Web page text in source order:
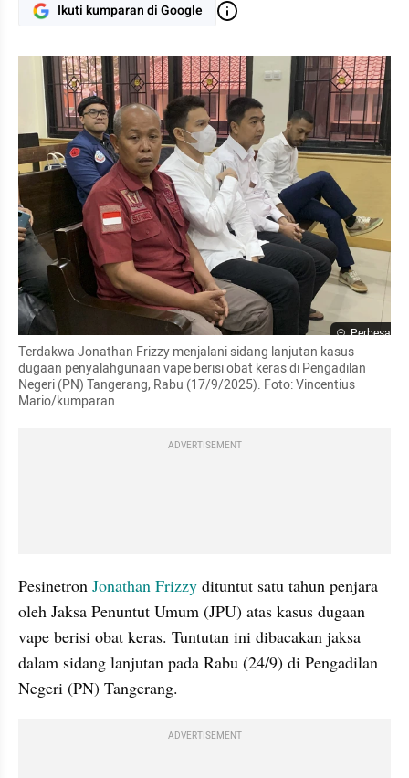
Ikuti kumparan di Google
Perbesar
Terdakwa Jonathan Frizzy menjalani sidang lanjutan kasus
dugaan penyalahgunaan vape berisi obat keras di Pengadilan
Negeri (PN) Tangerang, Rabu (17/9/2025). Foto: Vincentius
Mario/kumparan
ADVERTISEMENT
Pesinetron Jonathan Frizzy dituntut satu tahun penjara
oleh Jaksa Penuntut Umum (JPU) atas kasus dugaan
vape berisi obat keras. Tuntutan ini dibacakan jaksa
dalam sidang lanjutan pada Rabu (24/9) di Pengadilan
Negeri (PN) Tangerang.
ADVERTISEMENT